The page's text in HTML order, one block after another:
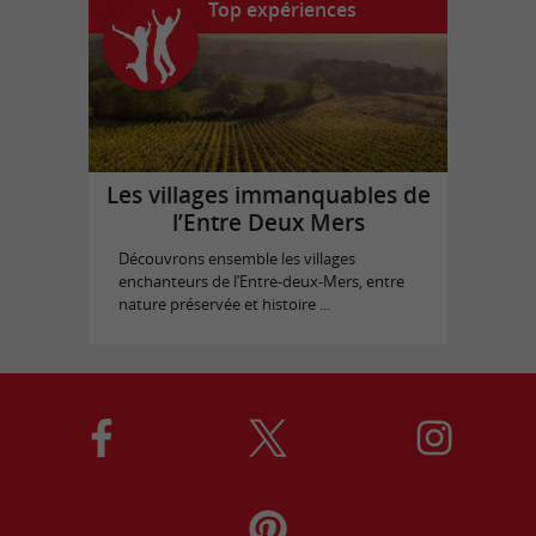
Top expériences
Les villages immanquables de
l’Entre Deux Mers
Découvrons ensemble les villages
enchanteurs de l’Entre-deux-Mers, entre
nature préservée et histoire ...